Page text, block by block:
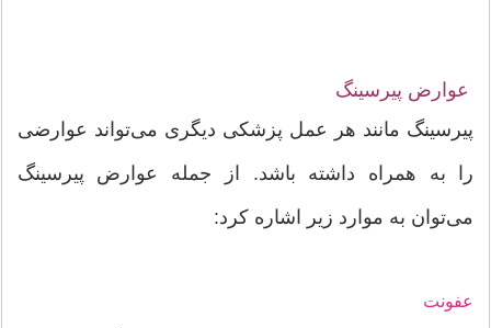
عوارض پیرسینگ
پیرسینگ مانند هر عمل پزشکی دیگری می‌تواند عوارضی
را به همراه داشته باشد. از جمله عوارض پیرسینگ
می‌توان به موارد زیر اشاره کرد:
عفونت